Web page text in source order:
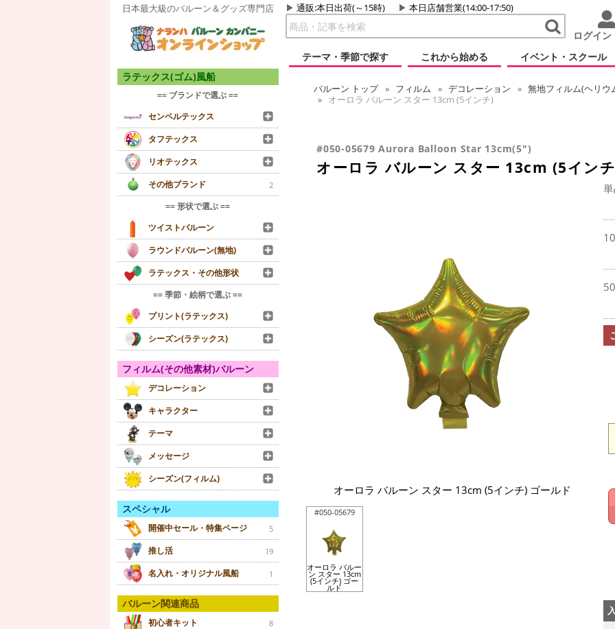
日本最大級のバルーン＆グッズ専門店 通販:本日出荷(～15時) 本日店舗営業(14:00-17:50)
ログイン
テーマ・季節で探す
これから始める イベント・スクール
ラテックス(ゴム)風船
== ブランドで選ぶ ==
センペルテックス
タフテックス
リオテックス
その他ブランド
2
== 形状で選ぶ ==
ツイストバルーン
ラウンドバルーン(無地)
ラテックス・その他形状
== 季節・絵柄で選ぶ ==
プリント(ラテックス)
シーズン(ラテックス)
フィルム(その他素材)バルーン
デコレーション
キャラクター
テーマ
メッセージ
シーズン(フィルム)
スペシャル
開催中セール・特集ページ 5
推し活 19
名入れ・オリジナル風船 1
バルーン関連商品
初心者キット 8
バルーン トップ フィルム デコレーション
無地フィルム(ヘリウ
オーロラ バルーン スター 13cm (5インチ)
#050-05679 Aurora Balloon Star 13cm(5")
オーロラ バルーン スター 13cm (5イン
オーロラ バルーン スター 13cm (5インチ) ゴールド
#050-05679
オーロラ バルー
ン スター 13cm
(5インチ) ゴー
ルド